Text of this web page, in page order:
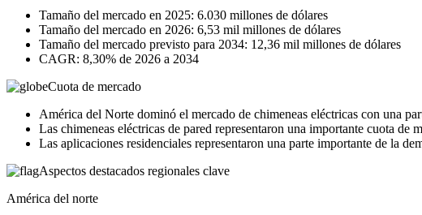
Tamaño del mercado en 2025: 6.030 millones de dólares
Tamaño del mercado en 2026: 6,53 mil millones de dólares
Tamaño del mercado previsto para 2034: 12,36 mil millones de dólares
CAGR: 8,30% de 2026 a 2034
Cuota de mercado
América del Norte dominó el mercado de chimeneas eléctricas con una
Las chimeneas eléctricas de pared representaron una importante cuota de
Las aplicaciones residenciales representaron una parte importante de la
Aspectos destacados regionales clave
América del norte